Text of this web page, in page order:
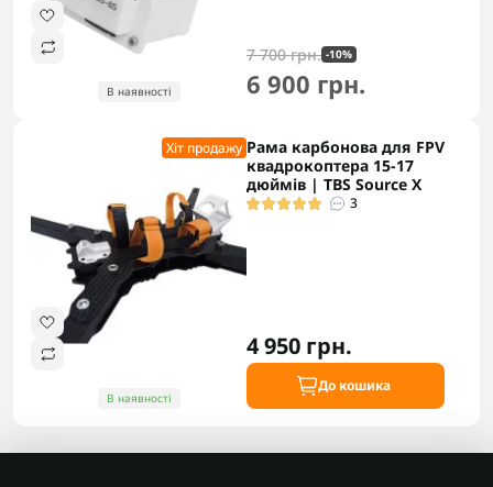
В наявності
7 700 грн. -10%
6 900 грн.
Хіт продажу
В наявності
Рама карбонова для FPV
квадрокоптера 15-17
дюймів | TBS Source X
3
4 950 грн.
До кошика